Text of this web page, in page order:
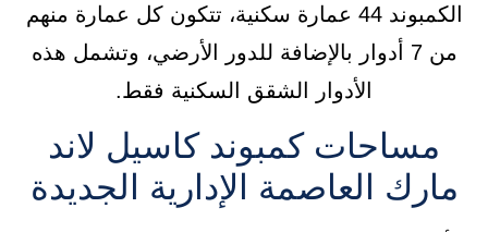
الكمبوند 44 عمارة سكنية، تتكون كل عمارة منهم
من 7 أدوار بالإضافة للدور الأرضي، وتشمل هذه
الأدوار الشقق السكنية فقط.
مساحات كمبوند كاسيل لاند
مارك العاصمة الإدارية الجديدة